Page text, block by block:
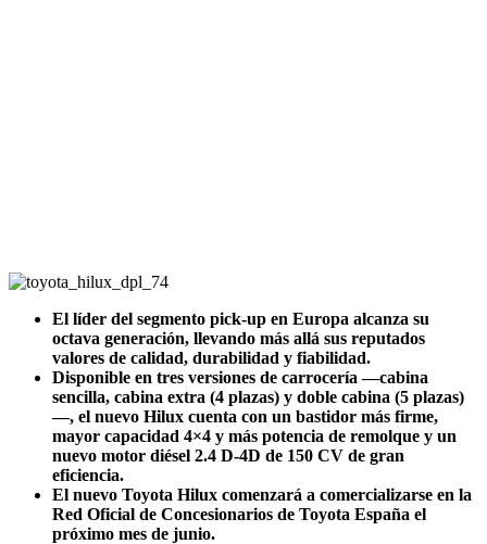
El líder del segmento pick-up en Europa alcanza su
octava generación, llevando más allá sus reputados
valores de calidad, durabilidad y fiabilidad.
Disponible en tres versiones de carrocería —cabina
sencilla, cabina extra (4 plazas) y doble cabina (5 plazas)
—, el nuevo Hilux cuenta con un bastidor más firme,
mayor capacidad 4×4 y más potencia de remolque y un
nuevo motor diésel 2.4 D-4D de 150 CV de gran
eficiencia.
El nuevo Toyota Hilux comenzará a comercializarse en la
Red Oficial de Concesionarios de Toyota España el
próximo mes de junio.